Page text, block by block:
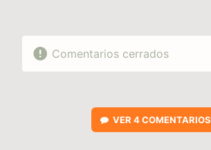
Comentarios cerrados
VER 4 COMENTARIOS